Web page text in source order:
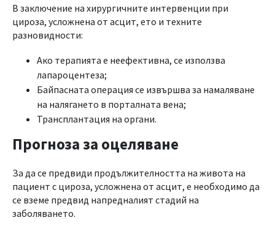
В заключение на хирургичните интервенции при
цироза, усложнена от асцит, ето и техните
разновидности:
Ако терапията е неефективна, се използва
лапароцентеза;
Байпасната операция се извършва за намаляване
на налягането в порталната вена;
Трансплантация на органи.
Прогноза за оцеляване
За да се предвиди продължителността на живота на
пациент с цироза, усложнена от асцит, е необходимо да
се вземе предвид напредналият стадий на
заболяването.